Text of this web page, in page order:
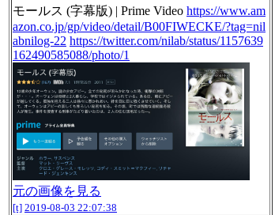
モールス (字幕版) | Prime Video https://www.am
azon.co.jp/gp/video/detail/B00FIWECKE/?tag=nil
abnilog-22 https://twitter.com/nilab/status/1157639
162490585088/photo/1
元の画像を見る
[t] 2019-08-03 22:07:38